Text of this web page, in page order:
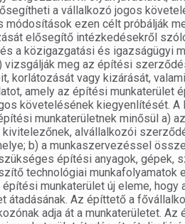
a vállalkozó jogos
módosítások ezen célt próbálják
elősegítő intézkedésekről
a közigazgatási és igazságügyi
meg az építési
korlátozását vagy kizárását,
amely az építési munkaterület
követelésének kiegyenlítését.
munkaterületnek minősül a)
alvállalkozói
b) a munkaszervezéssel
építési anyagok, gépek,
technológiai munkafolyamatok
építési munkaterület új eleme,
átadásának. Az építtető a
adja át a munkaterületet.